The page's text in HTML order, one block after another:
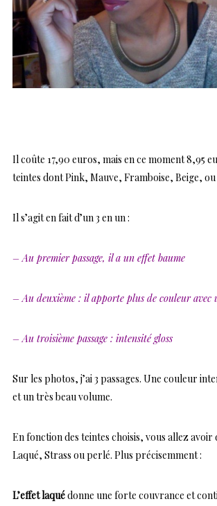
Il coûte 17,90 euros, mais en ce moment 8,95
teintes dont Pink, Mauve, Framboise, Beige,
Il s’agit en fait d’un 3 en un :
– Au premier passage, il a un effet baume
– Au deuxième : il apporte plus de couleur
– Au troisième passage : intensité gloss
Sur les photos, j’ai 3 passages. Une couleur
et un très beau volume.
En fonction des teintes choisis, vous allez avoir
Laqué, Strass ou perlé. Plus précisemment :
L’effet laquédonne une forte couvrance et